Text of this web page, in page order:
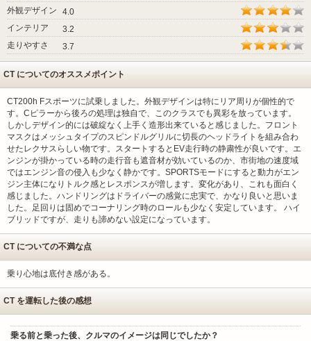
外観デザイン
4.0
インテリア
3.2
走りやすさ
3.7
CT についてのオススメポイント
CT200h Fスポーツに試乗しました。外観デザインは特にリア周りが個性的で
す。Cピラーから後ろの処理は独自で、このクラスでも異彩を放っています。
しかしデザイン的には破綻なく上手く造形出来ていると感じました。フロント
マスクはメッシュタイプのスピンドルグリルに切長のヘッドライトを組み合わ
せたレクサスらしい物です。スタートするとEV走行時の静粛性が良いです。エ
ンジンが掛かっている時の走行音も遮音材が効いているのか、市街地の速度域
ではエンジン音の侵入も少なく静かです。SPORTSモードにすると動力がエン
ジン主体になりトルク感とレスポンスが増します。変化があり、これも面白く
感じました。ハンドリングはドライバーの感覚に忠実で、かなり良いと思いま
した。足回りは固めでコーナリング時のロールも少なく安定しています。 ハイ
ブリッドですが、走りも諦めない設定になっています。
CT についての不満な点
乗り心地は底付き感がある。
CT を運転した後の感想
乗る前と乗った後、クルマのイメージは同じでしたか？